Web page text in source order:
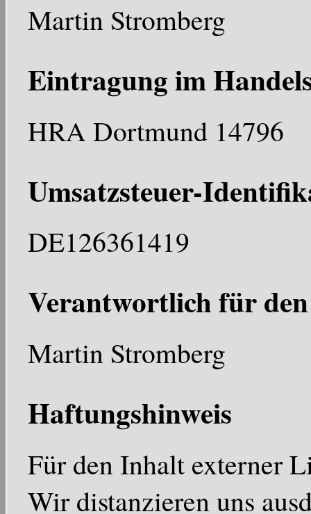
Martin Stromberg
Eintragung im
HRA Dortmund 14796
Umsatzsteuer-
DE126361419
Verantwortlich für
Martin Stromberg
Haftungshinweis
Für den Inhalt externer
Wir distanzieren uns